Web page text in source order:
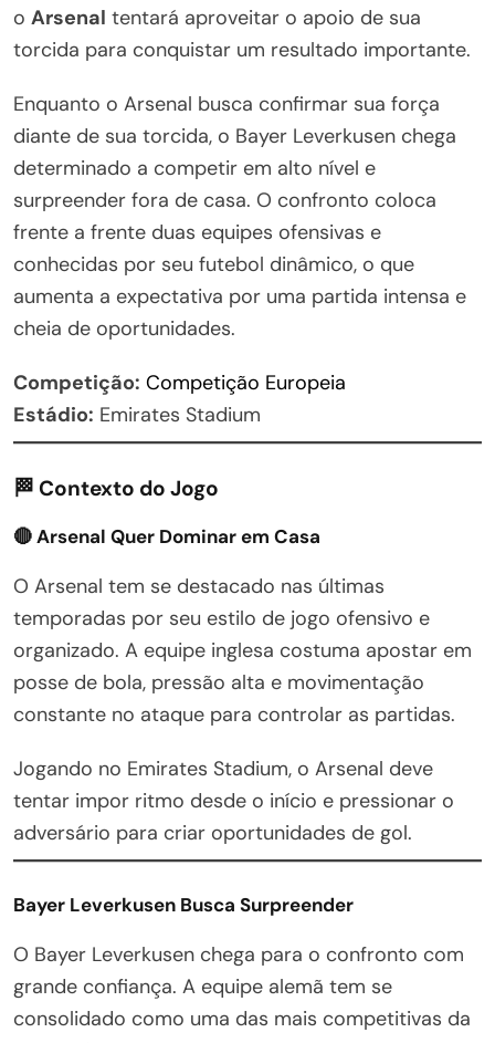
o Arsenal tentará aproveitar o apoio de sua
torcida para conquistar um resultado importante.
Enquanto o Arsenal busca confirmar sua força
diante de sua torcida, o Bayer Leverkusen chega
determinado a competir em alto nível e
surpreender fora de casa. O confronto coloca
frente a frente duas equipes ofensivas e
conhecidas por seu futebol dinâmico, o que
aumenta a expectativa por uma partida intensa e
cheia de oportunidades.
Competição: Competição Europeia
Estádio: Emirates Stadium
🏁 Contexto do Jogo
🔴 Arsenal Quer Dominar em Casa
O Arsenal tem se destacado nas últimas
temporadas por seu estilo de jogo ofensivo e
organizado. A equipe inglesa costuma apostar em
posse de bola, pressão alta e movimentação
constante no ataque para controlar as partidas.
Jogando no Emirates Stadium, o Arsenal deve
tentar impor ritmo desde o início e pressionar o
adversário para criar oportunidades de gol.
Bayer Leverkusen Busca Surpreender
O Bayer Leverkusen chega para o confronto com
grande confiança. A equipe alemã tem se
consolidado como uma das mais competitivas da